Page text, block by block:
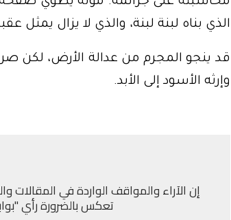
الذي بناه لبنة لبنة، والذي لا يزال يمثل
قد ينجو المجرم من عدالة الأرض، لكن
وإرثه الأسود إلى الأبد.
إن الآراء والمواقف الواردة في المقالات
تعكس بالضرورة رأي